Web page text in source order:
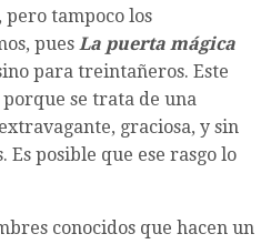
tampoco los
pues La puerta mágica
para treintañeros. Este
se trata de una
graciosa, y sin
Es posible que ese rasgo lo
conocidos que hacen un